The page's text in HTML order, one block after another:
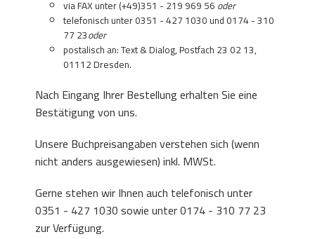
via FAX unter(+49)351 - 219 969 56oder
telefonisch unter0351 - 427 1030und0174 - 310
77 23oder
postalisch an: Text & Dialog, Postfach 23 02 13,
01112 Dresden.
Nach Eingang Ihrer Bestellung erhalten Sie eine
Bestätigung von uns.
Unsere Buchpreisangaben verstehen sich (wenn
nicht anders ausgewiesen) inkl. MWSt.
Gerne stehen wir Ihnen auch telefonisch unter
0351 - 427 1030sowie unter0174 - 310 77 23
zur Verfügung.